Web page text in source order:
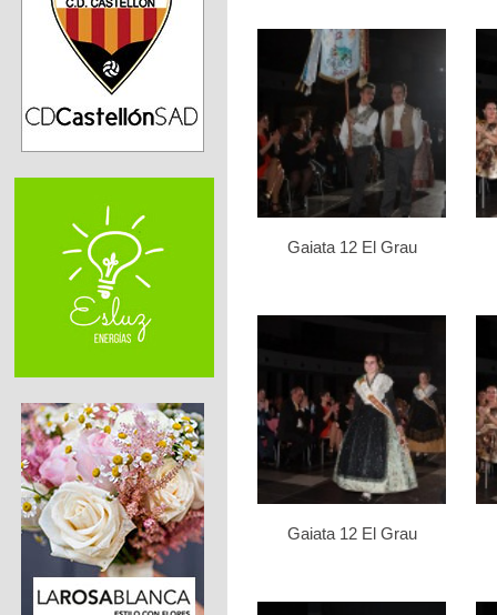
Gaiata 12 El Grau
Gaiata 12 El Grau